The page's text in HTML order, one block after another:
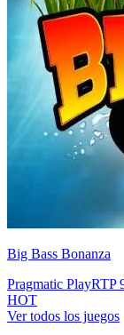
Big Bass Bonanza
Pragmatic PlayRTP
HOT
Ver todos los juegos